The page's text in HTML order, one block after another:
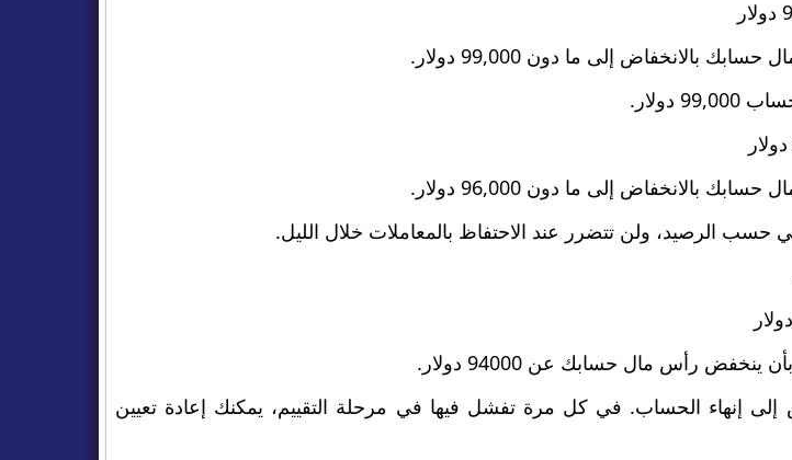
بالانخفاض إلى ما دون 99,000 دولار.
بالانخفاض إلى ما دون 96,000 دولار.
حسب الرصيد، ولن تتضرر عند الاحتفاظ بالمعاملات خلال الليل.
رأس مال حسابك عن 94000 دولار.
إلى إنهاء الحساب. في كل مرة تفشل فيها في مرحلة التقييم، يمكنك إعادة تعيين